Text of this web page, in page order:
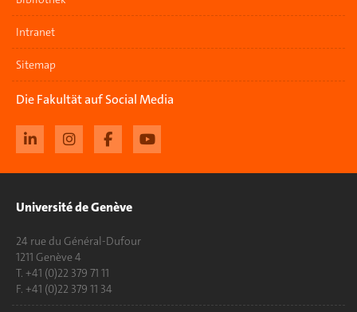
Intranet
Sitemap
Die Fakultät auf Social Media
Université de Genève
24 rue du Général-Dufour
1211 Genève 4
T. +41 (0)22 379 71 11
F. +41 (0)22 379 11 34